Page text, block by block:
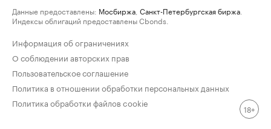
Данные предоставлены: Мосбиржа Санкт-Петербургская биржа
Индексы облигаций предоставлены Cbonds.
Информация об ограничениях
О соблюдении авторских прав
Пользовательское соглашение
Политика в отношении обработки персональных данных
Политика обработки файлов cookie
18+